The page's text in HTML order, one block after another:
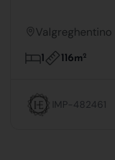
Valgreghentino
1 116m2
IMP-482461